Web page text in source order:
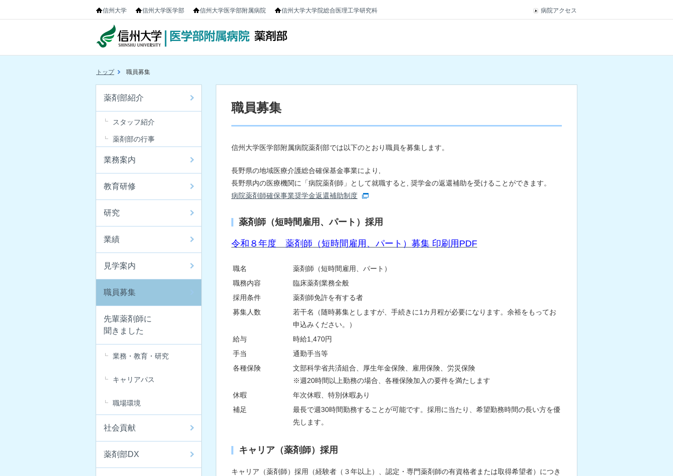
病院アクセス
信州大学 信州大学医学部 信州大学医学部附属病院 信州大学大学院総合医理工学研究科
トップ 職員募集
薬剤部紹介
スタッフ紹介
薬剤部の行事
業務案内
教育研修
研究
業績
見学案内
職員募集
先輩薬剤師に
聞きました
業務・教育・研究
キャリアパス
職場環境
社会貢献
薬剤部DX
職員募集
信州大学医学部附属病院薬剤部では以下のとおり職員を募集します。
長野県の地域医療介護総合確保基金事業により,
長野県内の医療機関に「病院薬剤師」として就職すると, 奨学金の返還補助を受けることができます。
病院薬剤師確保事業奨学金返還補助制度
薬剤師（短時間雇用、パート）採用
令和８年度 薬剤師（短時間雇用、パート）募集 印刷用PDF
職名
薬剤師（短時間雇用、パート）
職務内容
臨床薬剤業務全般
採用条件
薬剤師免許を有する者
募集人数
若干名（随時募集としますが、手続きに1カ月程が必要になります。余裕をもってお
申込みください。）
給与
時給1,470円
手当
通勤手当等
各種保険
文部科学省共済組合、厚生年金保険、雇用保険、労災保険
※週20時間以上勤務の場合、各種保険加入の要件を満たします
休暇
年次休暇、特別休暇あり
補足
最長で週30時間勤務することが可能です。採用に当たり、希望勤務時間の長い方を優
先します。
キャリア（薬剤師）採用
キャリア（薬剤師）採用（経験者（３年以上）、認定・専門薬剤師の有資格者または取得希望者）につき